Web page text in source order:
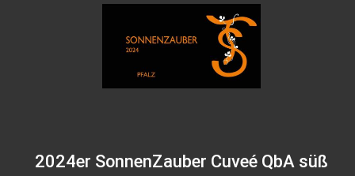
2024er SonnenZauber Cuveé QbA süß